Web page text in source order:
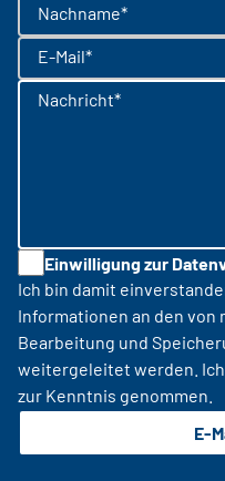
Nachname*
E-Mail*
Nachricht*
Einwilligung zur
Ich bin damit
Informationen an den
Bearbeitung und
weitergeleitet werden.
zur Kenntnis genommen.
E-